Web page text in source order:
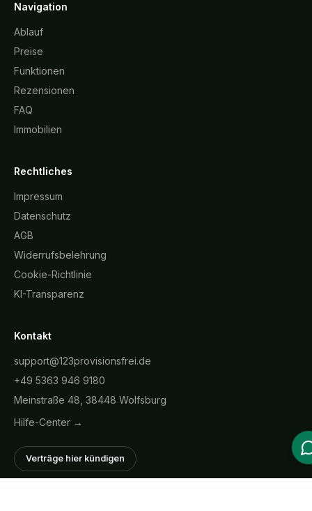
Navigation
Ablauf
Preise
Funktionen
Rezensionen
FAQ
Immobilien
Rechtliches
Impressum
Datenschutz
AGB
Widerrufsbelehrung
Cookie-Richtlinie
KI-Transparenz
Kontakt
support@123provisionsfrei.de
+49 5363 946 9180
Meinstraße 48, 38448 Wolfsburg
Hilfe-Center →
Verträge hier kündigen